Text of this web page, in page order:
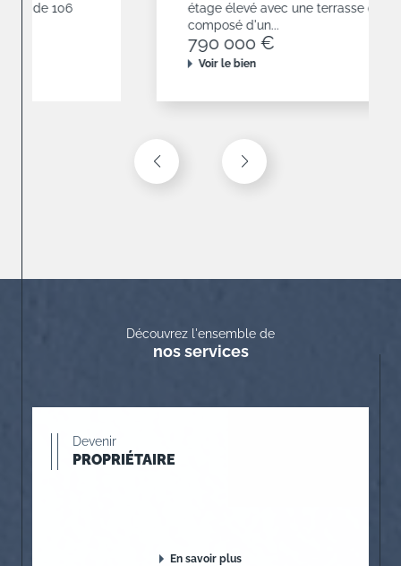
étage élevé avec une terrasse de 19 m². Il est
Découvrez l'ensemble de
nos services
Devenir
PROPRIÉTAIRE
En savoir plus